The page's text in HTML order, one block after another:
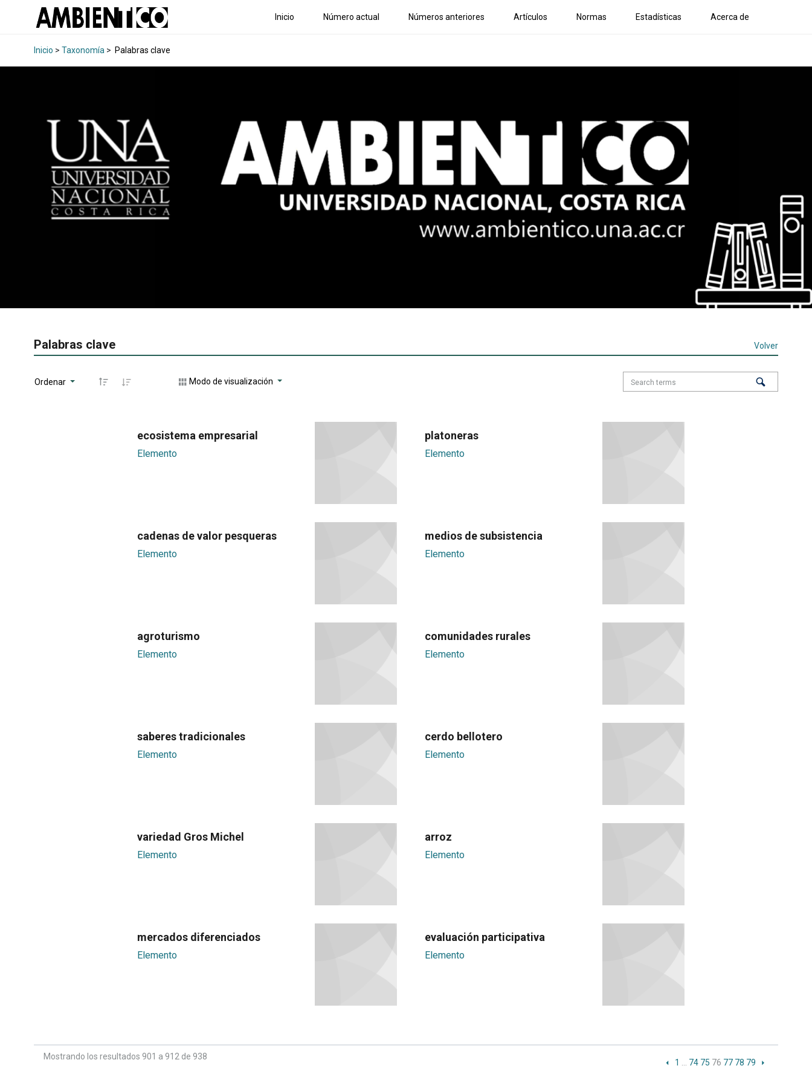
Inicio Número actual Números anteriores Artículos Normas Estadísticas Acerca de
Inicio > Taxonomía > Palabras clave
Palabras clave Volver
Ordenar Modo de visualización
ecosistema empresarial
Elemento
platoneras
Elemento
cadenas de valor pesqueras
Elemento
medios de subsistencia
Elemento
agroturismo
Elemento
comunidades rurales
Elemento
saberes tradicionales
Elemento
cerdo bellotero
Elemento
variedad Gros Michel
Elemento
arroz
Elemento
mercados diferenciados
Elemento
evaluación participativa
Elemento
Mostrando los resultados 901 a 912 de 938
1 74 75 76 77 78 79